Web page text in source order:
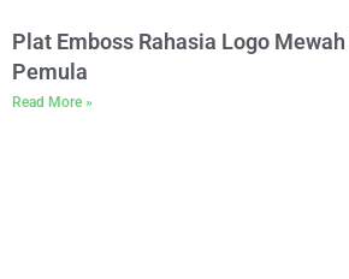
Plat Emboss Rahasia Logo
Pemula
Read More »